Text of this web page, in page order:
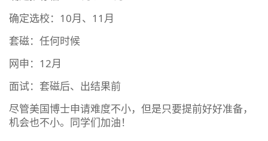
确定选校：10月、11月
套磁：任何时候
网申：12月
面试：套磁后、出结果前
尽管美国博士申请难度不小，但是只要提前好好准备，
机会也不小。同学们加油！